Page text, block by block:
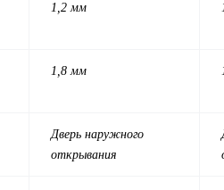
1,2 мм
1,8 мм
Дверь наружного
открывания